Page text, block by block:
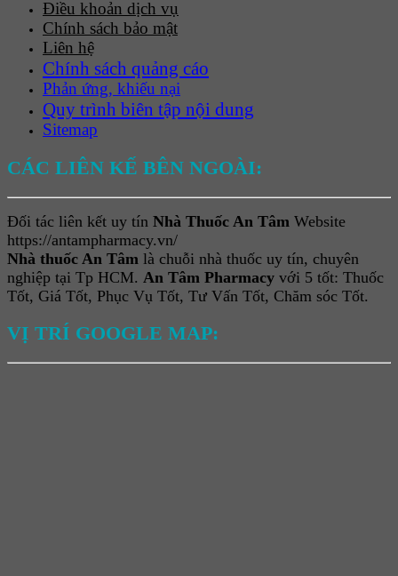
Điều khoản dịch vụ
Chính sách bảo mật
Liên hệ
Chính sách quảng cáo
Phản ứng, khiếu nại
Quy trình biên tập nội dung
Sitemap
CÁC LIÊN KẾ BÊN NGOÀI:
Đối tác liên kết uy tín Nhà Thuốc An Tâm Website
https://antampharmacy.vn/
Nhà thuốc An Tâm là chuỗi nhà thuốc uy tín, chuyên
nghiệp tại Tp HCM. An Tâm Pharmacy với 5 tốt: Thuốc
Tốt, Giá Tốt, Phục Vụ Tốt, Tư Vấn Tốt, Chăm sóc Tốt.
VỊ TRÍ GOOGLE MAP: